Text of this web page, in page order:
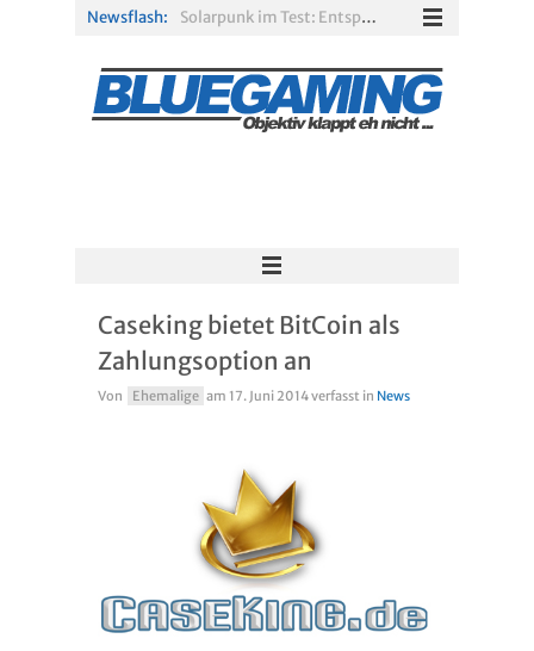
Newsflash:
Solarpunk im Test: Entspannter Aufbau über den Wolken
PS Plus Extra und Premium: Erste Abgänge für August 2026 bestätigt
Gamescom 2026: Sony fehlt zum siebten Mal in Folge
R.E.P.O. im Test: Chaos, Koop und viel Spannung
Caseking bietet BitCoin als
Zahlungsoption an
Von Ehemalige am 17. Juni 2014verfasst in News